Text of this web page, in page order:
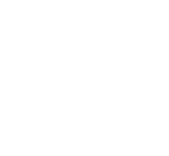
do seu projeto ao nosso serviço de